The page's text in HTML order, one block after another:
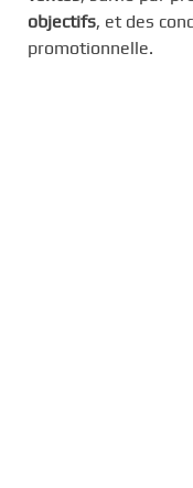
objectifs, et des
promotionnelle.